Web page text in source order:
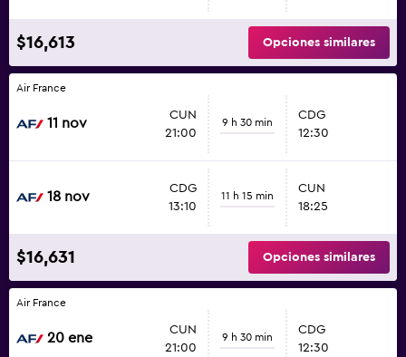
$16,613 Opciones similares
Air France
11 nov
CUN
21:00
9 h 30 min
CDG
12:30
18 nov
CDG
13:10
11 h 15 min
CUN
18:25
$16,631 Opciones similares
Air France
20 ene
CUN
21:00
9 h 30 min
CDG
12:30